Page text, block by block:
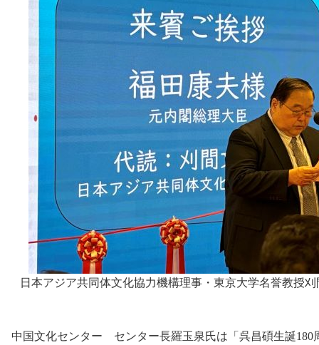
日本アジア共同体文化協力機構理事・東京大学名誉教授
中国文化センター センター長羅玉泉氏は「呉昌碩生誕180